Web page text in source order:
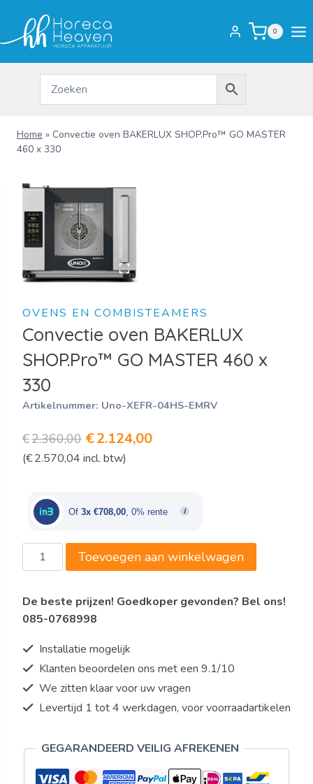
inhoud
0
Home » Convectie oven BAKERLUX SHOP.Pro™ GO MASTER
460 x 330
OVENS EN COMBISTEAMERS
Convectie oven BAKERLUX
SHOP.Pro™ GO MASTER 460 x
330
Artikelnummer: Uno-XEFR-04HS-EMRV
€2.360,00 Oorspronkelijke
prijs
€2.360,00.
€2.124,00Huidige
€2.124,00.
(€2.570,04 incl. btw)
Of 3x €708,00 , 0% rente
Convectie
oven
SHOP.Pro™
GO
460
x
330
aantal
Toevoegen aan winkelwagen
De beste prijzen! Goedkoper gevonden? Bel ons!
085-0768998
Installatie mogelijk
Klanten beoordelen ons met een 9.1/10
We zitten klaar voor uw vragen
Levertijd 1 tot 4 werkdagen, voor voorraadartikelen
GEGARANDEERD VEILIG AFREKENEN